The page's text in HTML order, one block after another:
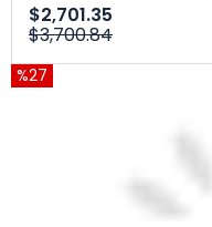
$2,701.35
$3,700.84
%27